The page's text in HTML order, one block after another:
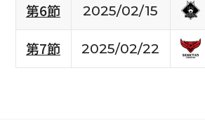
第6節
2025/02/15
第7節
2025/02/22